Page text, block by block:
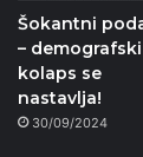
Šokantni
– demografski
kolaps se
nastavlja!
30/09/2024